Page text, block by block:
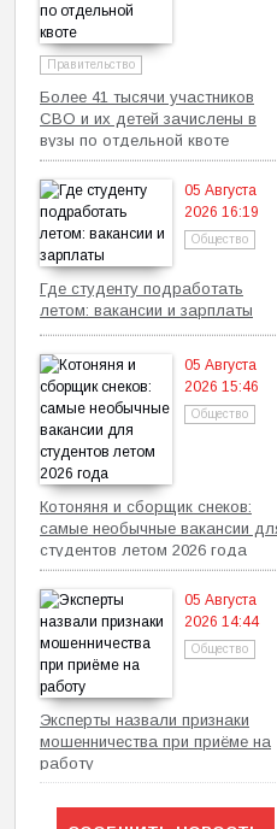
Правительство
Более 41 тысячи участников
СВО и их детей зачислены в
вузы по отдельной квоте
05 Августа
2026 16:19
Общество
Где студенту подработать
летом: вакансии и зарплаты
05 Августа
2026 15:46
Общество
Котоняня и сборщик снеков:
самые необычные вакансии
студентов летом 2026 года
05 Августа
2026 14:44
Общество
Эксперты назвали признаки
мошенничества при приёме на
работу